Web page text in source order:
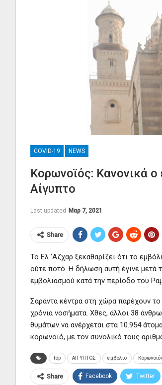
COVID-19 NEWS
Κορωνοϊός: Κανονικά
Αίγυπτο
Last updated Μαρ 7, 2021
Share
Το Ελ ‘Αζχαρ ξεκαθαρίζει ότι το
ούτε ποτό. Η δήλωση αυτή έγινε μετά
εμβολιασμού κατά την περίοδο του
Σαράντα κέντρα στη χώρα παρέχουν
χρόνια νοσήματα. Χθες, άλλοι 38
θυμάτων να ανέρχεται στα 10.954
κορωνοϊό, με τον συνολικό τους
top ΑΙΓΥΠΤΟΣ εμβολιο
Share Facebook Twitter